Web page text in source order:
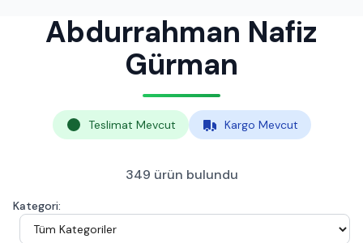
Abdurrahman Nafiz
Gürman
Teslimat Mevcut Kargo Mevcut
349 ürün bulundu
Kategori: